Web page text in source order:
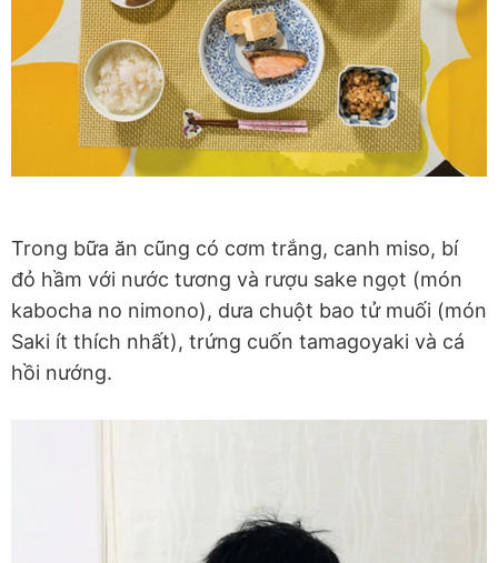
Trong bữa ăn cũng có cơm trắng, canh miso, bí
đỏ hầm với nước tương và rượu sake ngọt (món
kabocha no nimono), dưa chuột bao tử muối (món
Saki ít thích nhất), trứng cuốn tamagoyaki và cá
hồi nướng.